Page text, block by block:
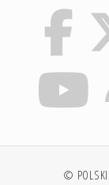
©